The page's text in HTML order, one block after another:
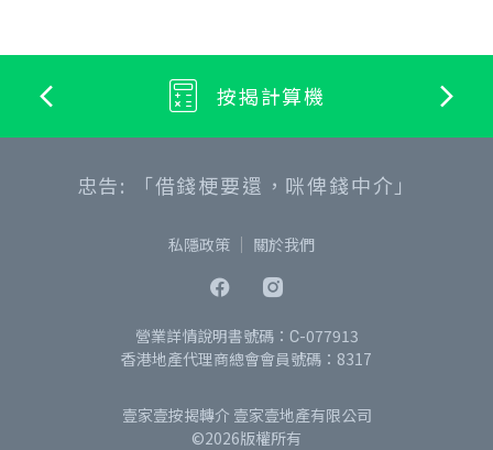
按揭計算機
忠告: 「借錢梗要還，咪俾錢中介」
私隱政策 關於我們
營業詳情說明書號碼：C-077913
香港地產代理商總會會員號碼：8317
壹家壹按揭轉介 壹家壹地產有限公司
©2026版權所有